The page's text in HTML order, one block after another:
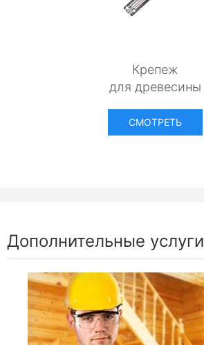
Крепеж
для древесины
СМОТРЕТЬ
Дополнительные услуги